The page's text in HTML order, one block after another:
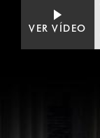
Transcript
transcrição
VER VÍDEO